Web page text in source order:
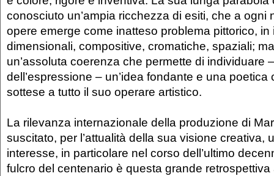
conosciuto un’ampia ricchezza di esiti, che a ogni
opere emerge come inatteso problema pittorico,
dimensionali, compositive, cromatiche, spaziali;
un’assoluta coerenza che permette di individuare
dell’espressione – un’idea fondante e una poetica
sottese a tutto il suo operare artistico.
La rilevanza internazionale della produzione di
suscitato, per l’attualità della sua visione creativa,
interesse, in particolare nel corso dell’ultimo
fulcro del centenario è questa grande